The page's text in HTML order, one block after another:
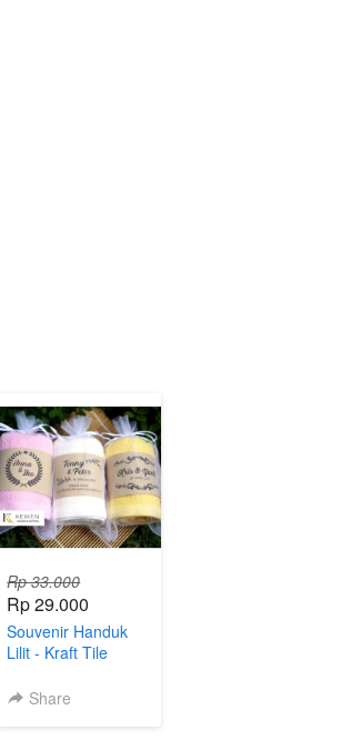
Rp 33.000
Rp 29.000
Souvenir Handuk
Lilit - Kraft Tile
Share